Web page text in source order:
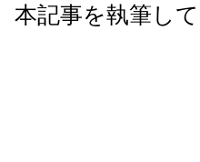
本記事を執筆して